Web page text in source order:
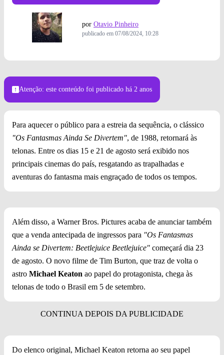
por Otavio Pinheiro
publicado em 07/08/2024, 10:28
Atenção: este conteúdo foi publicado há 2 anos
Para aquecer o público para a estreia da sequência, o clássico
"Os Fantasmas Ainda Se Divertem", de 1988, retornará às
telonas. Entre os dias 15 e 21 de agosto será exibido nos
principais cinemas do país, resgatando as trapalhadas e
aventuras do fantasma mais engraçado de todos os tempos.
Além disso, a Warner Bros. Pictures acaba de anunciar também
que a venda antecipada de ingressos para "Os Fantasmas
Ainda se Divertem: Beetlejuice Beetlejuice" começará dia 23
de agosto. O novo filme de Tim Burton, que traz de volta o
astro Michael Keaton ao papel do protagonista, chega às
telonas de todo o Brasil em 5 de setembro.
Do elenco original, Michael Keaton retorna ao seu papel